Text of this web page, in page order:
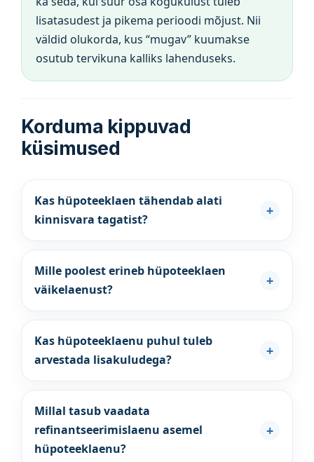
lisatasudest ja pikema perioodi mõjust. Nii
väldid olukorda, kus “mugav” kuumakse
osutub tervikuna kalliks lahenduseks.
Korduma kippuvad
küsimused
Kas hüpoteeklaen tähendab alati
kinnisvara tagatist?
Mille poolest erineb hüpoteeklaen
väikelaenust?
Kas hüpoteeklaenu puhul tuleb
arvestada lisakuludega?
Millal tasub vaadata
refinantseerimislaenu asemel
hüpoteeklaenu?